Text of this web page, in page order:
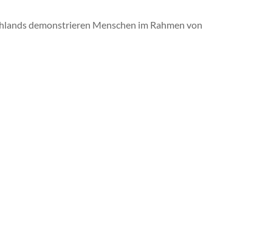
demonstrieren Menschen im Rahmen von